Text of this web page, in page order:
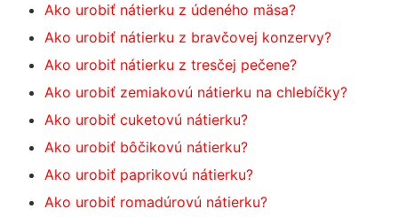
Ako urobiť nátierku z údeného mäsa?
Ako urobiť nátierku z bravčovej konzervy?
Ako urobiť nátierku z tresčej pečene?
Ako urobiť zemiakovú nátierku na chlebíčky?
Ako urobiť cuketovú nátierku?
Ako urobiť bôčikovú nátierku?
Ako urobiť paprikovú nátierku?
Ako urobiť romadúrovú nátierku?